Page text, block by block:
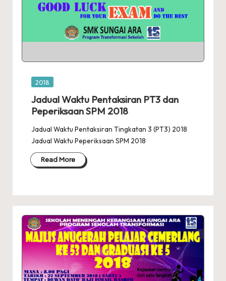
Posted
2018
Jadual Waktu Pentaksiran PT3 dan
Peperiksaan SPM 2018
Jadual Waktu Pentaksiran Tingkatan 3 (PT3) 2018
Jadual Waktu Peperiksaan SPM 2018
Read More